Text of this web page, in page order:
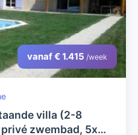
vanaf € 1.415 /week
villa (2-8
zwembad, 5x